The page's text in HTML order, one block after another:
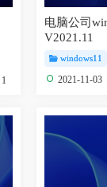
1
电脑公司
V2021.11
windows11
2021-11-03